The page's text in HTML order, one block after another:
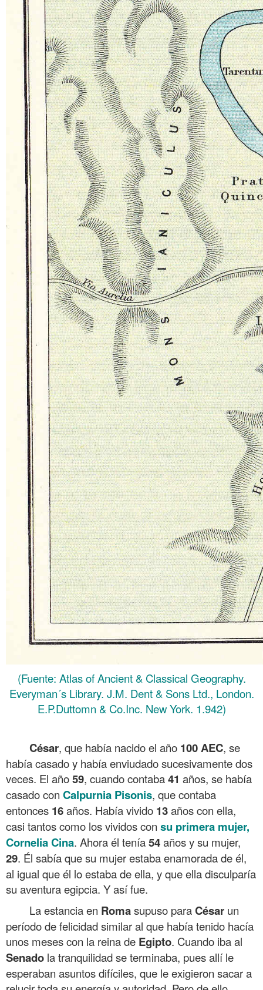
(Fuente: Atlas of Ancient & Classical Geography.
Everyman´s Library. J.M. Dent & Sons Ltd., London.
E.P.Duttomn & Co.Inc. New York. 1.942)
César, que había nacido el año 100AEC, se
había casado y había enviudado sucesivamente dos
veces. El año59, cuando contaba41 años, se había
casado con Calpurnia Pisonis, que contaba
entonces 16años. Había vivido 13años con ella,
casi tantos como los vividos con su primera mujer,
Cornelia Cina. Ahora él tenía54años y su mujer,
29. Él sabía que su mujer estaba enamorada de él,
al igual que él lo estaba de ella, y que ella disculparía
su aventura egipcia. Y así fue.
La estancia en Romasupuso paraCésar un
período de felicidad similar al que había tenido hacía
unos meses con la reina de Egipto. Cuando iba al
Senado la tranquilidad se terminaba, pues allí le
esperaban asuntos difíciles, que le exigieron sacar a